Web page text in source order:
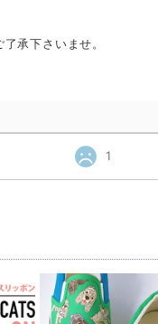
承下さいませ。
1